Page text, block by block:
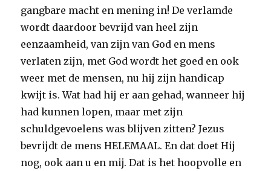
gangbare macht en mening in! De verlamde
wordt daardoor bevrijd van heel zijn
eenzaamheid, van zijn van God en mens
verlaten zijn, met God wordt het goed en ook
weer met de mensen, nu hij zijn handicap
kwijt is. Wat had hij er aan gehad, wanneer hij
had kunnen lopen, maar met zijn
schuldgevoelens was blijven zitten? Jezus
bevrijdt de mens HELEMAAL. En dat doet Hij
nog, ook aan u en mij. Dat is het hoopvolle en